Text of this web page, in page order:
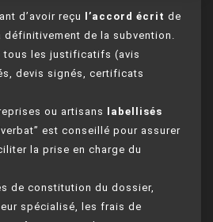
d’avoir reçu l’accord écrit de
définitivement de la subvention.
tous les justificatifs (avis
devis signés, certificats
ou artisans
labellisés
est conseillé pour assurer
la prise en charge du
de constitution du dossier,
spécialisé, les frais de